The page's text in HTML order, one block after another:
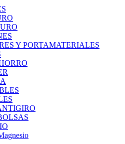
Y PORTAMATERIALES